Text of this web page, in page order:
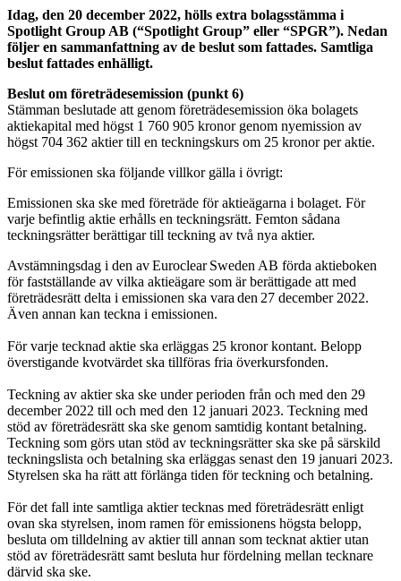
Idag, den 20 december 2022, hölls extra bolagsstämma i
Spotlight Group AB (“Spotlight Group” eller “SPGR”). Nedan
följer en sammanfattning av de beslut som fattades. Samtliga
beslut fattades enhälligt.
Beslut om företrädesemission (punkt 6)
Stämman beslutade att genom företrädesemission öka bolagets
aktiekapital med högst 1 760 905 kronor genom nyemission av
högst 704 362 aktier till en teckningskurs om 25 kronor per aktie.
För emissionen ska följande villkor gälla i övrigt:
Emissionen ska ske med företräde för aktieägarna i bolaget. För
varje befintlig aktie erhålls en teckningsrätt. Femton sådana
teckningsrätter berättigar till teckning av två nya aktier.
Avstämningsdag i den av Euroclear Sweden AB förda aktieboken
för fastställande av vilka aktieägare som är berättigade att med
företrädesrätt delta i emissionen ska vara den 27 december 2022.
Även annan kan teckna i emissionen.
För varje tecknad aktie ska erläggas 25 kronor kontant. Belopp
överstigande kvotvärdet ska tillföras fria överkursfonden.
Teckning av aktier ska ske under perioden från och med den 29
december 2022 till och med den 12 januari 2023. Teckning med
stöd av företrädesrätt ska ske genom samtidig kontant betalning.
Teckning som görs utan stöd av teckningsrätter ska ske på särskild
teckningslista och betalning ska erläggas senast den 19 januari 2023.
Styrelsen ska ha rätt att förlänga tiden för teckning och betalning.
För det fall inte samtliga aktier tecknas med företrädesrätt enligt
ovan ska styrelsen, inom ramen för emissionens högsta belopp,
besluta om tilldelning av aktier till annan som tecknat aktier utan
stöd av företrädesrätt samt besluta hur fördelning mellan tecknare
därvid ska ske.